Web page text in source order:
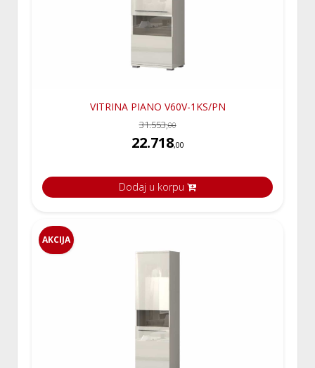
VITRINA PIANO V60V-1KS/PN
31.553,00
22.718,00
Dodaj u korpu
AKCIJA